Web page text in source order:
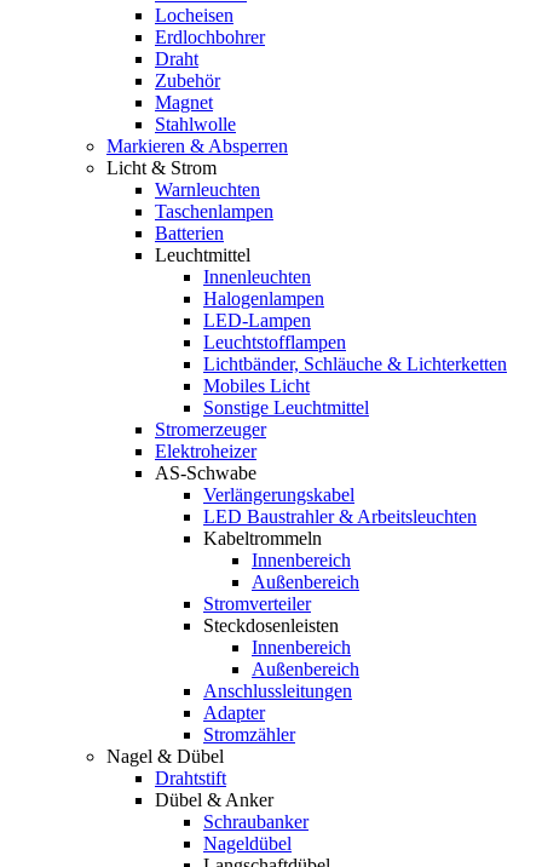
Locheisen
Erdlochbohrer
Draht
Zubehör
Magnet
Stahlwolle
Markieren & Absperren
Licht & Strom
Warnleuchten
Taschenlampen
Batterien
Leuchtmittel
Innenleuchten
Halogenlampen
LED-Lampen
Leuchtstofflampen
Lichtbänder, Schläuche & Lichterketten
Mobiles Licht
Sonstige Leuchtmittel
Stromerzeuger
Elektroheizer
AS-Schwabe
Verlängerungskabel
LED Baustrahler & Arbeitsleuchten
Kabeltrommeln
Innenbereich
Außenbereich
Stromverteiler
Steckdosenleisten
Innenbereich
Außenbereich
Anschlussleitungen
Adapter
Stromzähler
Nagel & Dübel
Drahtstift
Dübel & Anker
Schraubanker
Nageldübel